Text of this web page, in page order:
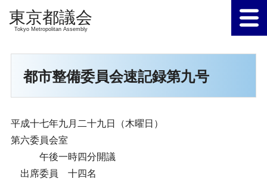
Tokyo Metropolitan Assembly
都市整備委員会速記録第九号
平成十七年九月二十九日（木曜日）
第六委員会室
午後一時四分開議
出席委員 十四名